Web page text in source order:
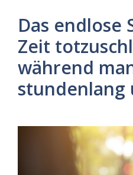
Das endlose
Zeit
während
stundenlang